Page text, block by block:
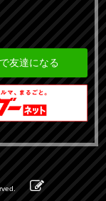
友達になる